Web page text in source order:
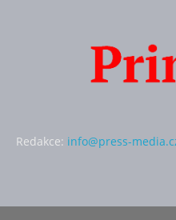
Redakce: info@press-